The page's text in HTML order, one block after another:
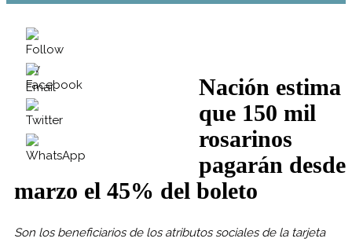
Nación estima
que 150 mil
rosarinos
pagarán desde
marzo el 45% del boleto
Son los beneficiarios de los atributos sociales de la tarjeta